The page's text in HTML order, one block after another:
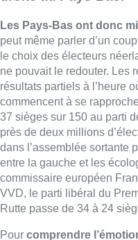
VVD, le parti libéral du
Rutte passe de 34 à 24
Pour comprendre
faut s’arrêter un instant sur
de Geert Wilders. Un parti
“désislamiser” la société
d’interdire les écoles
le Coran. Interdiction
bâtiments officiels. Son
rétablissement des
Pays-Bas de l’Union
que ce dernier point ferait
pouvoir. Il faut souligner
justice néerlandaise pour
de la communauté